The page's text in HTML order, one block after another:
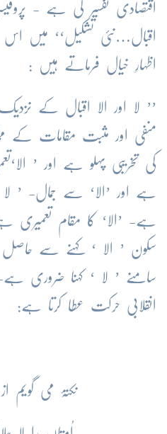
اقتصادی تفسیر کی ہے -
اقبال…نئی تشکیل‘‘ میں
اظہارِ خیال فرماتے ہیں :
’’ لا اور الا اقبال کے
منفی اور مثبت مقامات کے
کی تخریبی پہلو ہے اور ’
ہے اور ’الا‘ سے جمال- ’ لا
ہے- ’الا‘ کا مقام تعمیری
سکون ’ الا ‘ کہنے سے
سامنے ’ لا ‘ کہنا ضروری ہے-
انقلابی حرکت عطا کرتا ہے:
نکتۂ می گویم